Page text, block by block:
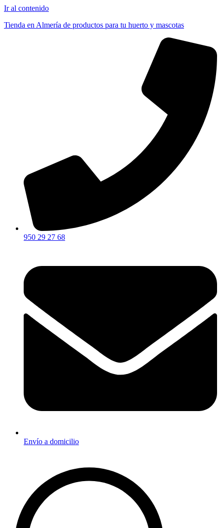
Ir al contenido
Tienda en Almería de productos para tu huerto y mascotas
950 29 27 68
Envío a domicilio